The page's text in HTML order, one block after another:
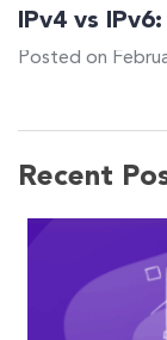
IPv4 vs
Posted on
Recent